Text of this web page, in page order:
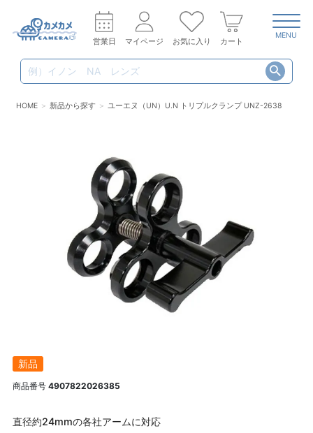
営業日 マイページ お気に入り カート
MENU
HOME 新品から探す ユーエヌ（UN）U.N トリプルクランプ UNZ-2638
新品
商品番号 4907822026385
直径約24mmの各社アームに対応